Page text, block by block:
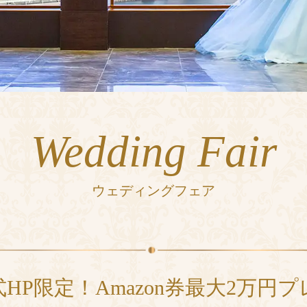
Wedding Fair
ウェディングフェア
HP限定！Amazon券最大2万円プ